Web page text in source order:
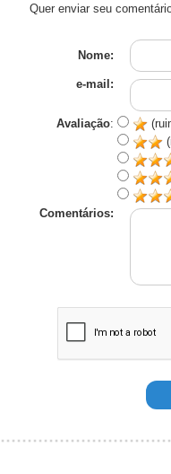
Quer enviar seu
Nome:
e-mail:
Avaliação:
Comentários: